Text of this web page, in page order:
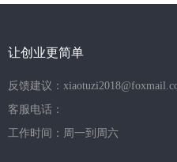
让创业更简单
反馈建议：
客服电话：
工作时间：周一到周六